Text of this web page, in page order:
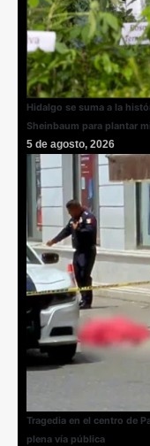
Hidalgo se suma a la
Sheinbaum para plantar
5 de agosto, 2026
Tragedia en el centro de
plena vía pública